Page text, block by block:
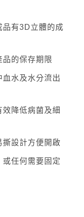
品有3D立體的成
的保存期限
水及水分流出
降低病菌及細
設計方便開啟
任何需要固定